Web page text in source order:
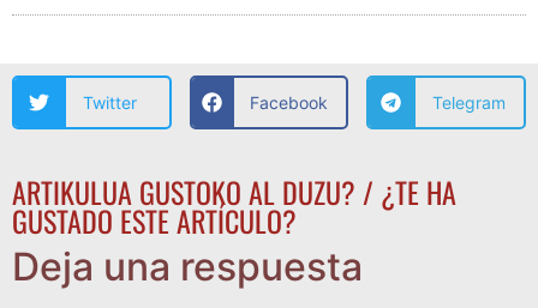
Twitter Facebook Telegram
ARTIKULUA GUSTOKO AL DUZU? / ¿TE HA
GUSTADO ESTE ARTÍCULO?
Deja una respuesta